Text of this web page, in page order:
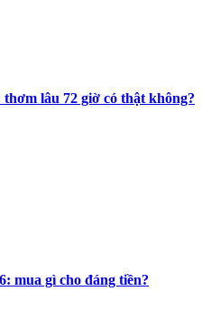
lâu 72 giờ có thật không?
mua gì cho đáng tiền?